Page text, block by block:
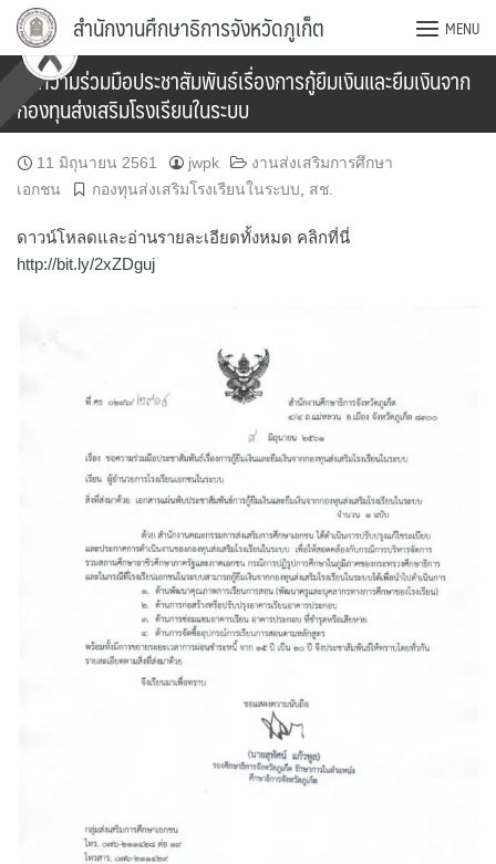
Skip
content
สำนักงานศึกษาธิการจังหวัดภูเก็ต MENU
ขอความร่วมมือประชาสัมพันธ์เรื่องการกู้ยืมเงินและยืมเงินจาก
กองทุนส่งเสริมโรงเรียนในระบบ
11 มิถุนายน 2561 jwpk
งานส่งเสริมการศึกษา
เอกชน
กองทุนส่งเสริมโรงเรียนในระบบ สช.
ดาวน์โหลดและอ่านรายละเอียดทั้งหมด คลิกที่นี่
http://bit.ly/2xZDguj